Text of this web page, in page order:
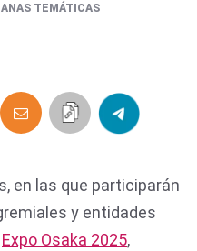
TEMÁTICAS
en las que participarán
y entidades
Expo Osaka 2025,